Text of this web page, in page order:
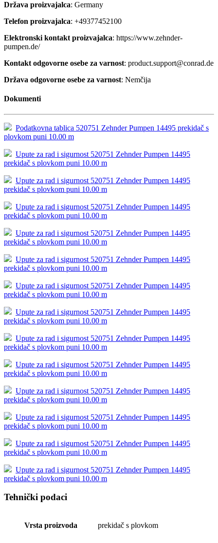
Država proizvajalca: Germany
Telefon proizvajalca: +49377452100
Elektronski kontakt proizvajalca: https://www.zehnder-
pumpen.de/
Kontakt odgovorne osebe za varnost: product.support@conrad.de
Država odgovorne osebe za varnost: Nemčija
Dokumenti
Podatkovna tablica 520751 Zehnder Pumpen 14495 prekidač s
plovkom puni 10.00 m
Upute za rad i sigurnost 520751 Zehnder Pumpen 14495
prekidač s plovkom puni 10.00 m
Upute za rad i sigurnost 520751 Zehnder Pumpen 14495
prekidač s plovkom puni 10.00 m
Upute za rad i sigurnost 520751 Zehnder Pumpen 14495
prekidač s plovkom puni 10.00 m
Upute za rad i sigurnost 520751 Zehnder Pumpen 14495
prekidač s plovkom puni 10.00 m
Upute za rad i sigurnost 520751 Zehnder Pumpen 14495
prekidač s plovkom puni 10.00 m
Upute za rad i sigurnost 520751 Zehnder Pumpen 14495
prekidač s plovkom puni 10.00 m
Upute za rad i sigurnost 520751 Zehnder Pumpen 14495
prekidač s plovkom puni 10.00 m
Upute za rad i sigurnost 520751 Zehnder Pumpen 14495
prekidač s plovkom puni 10.00 m
Upute za rad i sigurnost 520751 Zehnder Pumpen 14495
prekidač s plovkom puni 10.00 m
Upute za rad i sigurnost 520751 Zehnder Pumpen 14495
prekidač s plovkom puni 10.00 m
Upute za rad i sigurnost 520751 Zehnder Pumpen 14495
prekidač s plovkom puni 10.00 m
Upute za rad i sigurnost 520751 Zehnder Pumpen 14495
prekidač s plovkom puni 10.00 m
Upute za rad i sigurnost 520751 Zehnder Pumpen 14495
prekidač s plovkom puni 10.00 m
Tehnički podaci
Vrsta proizvoda prekidač s plovkom